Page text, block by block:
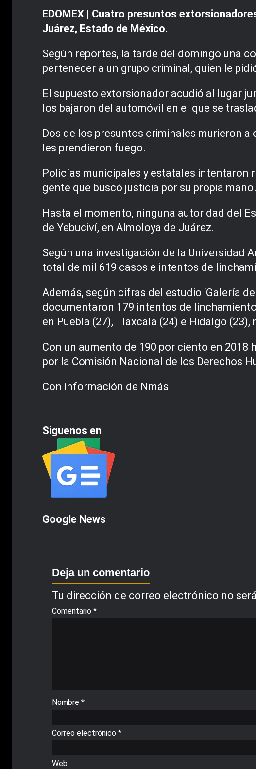
EDOMEX | Cuatro presuntos
Juárez, Estado de México.
Según reportes, la tarde del domingo una
pertenecer a un grupo criminal, quien le
El supuesto extorsionador acudió al lugar
los bajaron del automóvil en el que se
Dos de los presuntos criminales murieron
les prendieron fuego.
Policías municipales y estatales intentaron
gente que buscó justicia por su propia mano.
Hasta el momento, ninguna autoridad del
de Yebuciví, en Almoloya de Juárez.
Según una investigación de la Universidad
total de mil 619 casos e intentos de
Además, según cifras del estudio ‘Galería
documentaron 179 intentos de
en Puebla (27), Tlaxcala (24) e Hidalgo
Con un aumento de 190 por ciento en 2018
por la Comisión Nacional de los Derechos
Con información de Nmás
Siguenos en
Google News
Deja un comentario
Tu dirección de correo electrónico no
Comentario *
Nombre *
Correo electrónico *
Web